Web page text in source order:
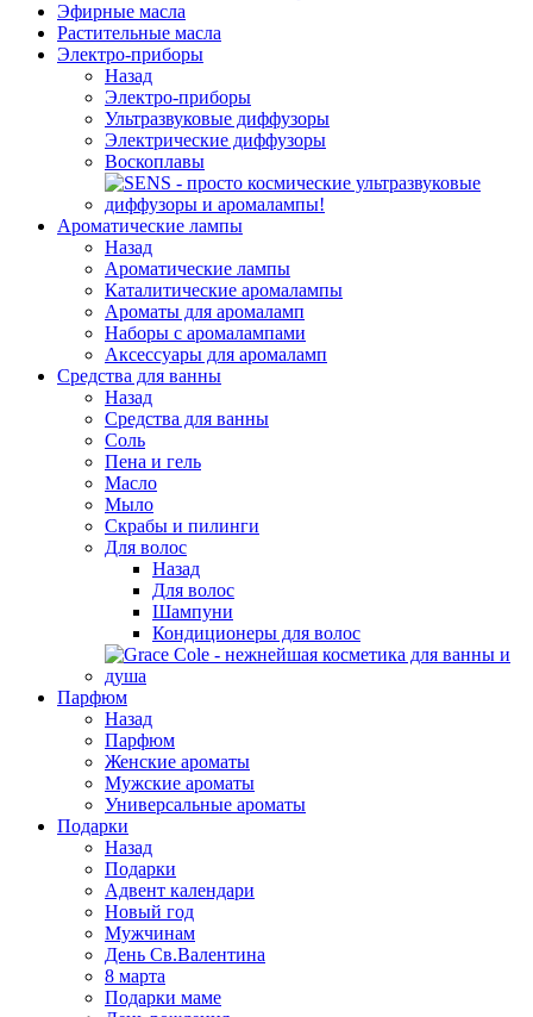
Эфирные масла
Растительные масла
Электро-приборы
Назад
Электро-приборы
Ультразвуковые диффузоры
Электрические диффузоры
Воскоплавы
Ароматические лампы
Назад
Ароматические лампы
Каталитические аромалампы
Ароматы для аромаламп
Наборы с аромалампами
Аксессуары для аромаламп
Средства для ванны
Назад
Средства для ванны
Соль
Пена и гель
Масло
Мыло
Скрабы и пилинги
Для волос
Назад
Для волос
Шампуни
Кондиционеры для волос
Парфюм
Назад
Парфюм
Женские ароматы
Мужские ароматы
Универсальные ароматы
Подарки
Назад
Подарки
Адвент календари
Новый год
Мужчинам
День Св.Валентина
8 марта
Подарки маме